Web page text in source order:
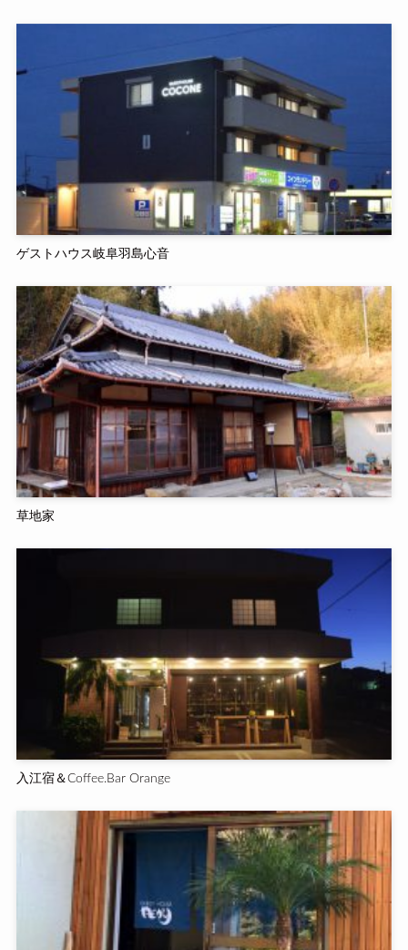
ゲストハウス岐阜羽島心音
草地家
入江宿＆Coffee.Bar Orange